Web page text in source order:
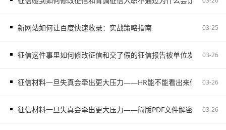
新网站如何让百度快速收录：实战策略指南 03-25
征信这件事里如何修改征信和交了假的征信报告被单位发现容易把
03-26
征信材料一旦失真会牵出更大压力——HR能不能看出来假的征信
03-26
征信材料一旦失真会牵出更大压力——简版PDF文件解密和入职征
03-26